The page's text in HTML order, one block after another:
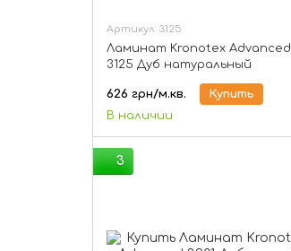
Артикул: 3125
Ламинат Kronotex Advanced
3125 Дуб натуральный
626 грн/м.кв.
Купить
В наличии
3